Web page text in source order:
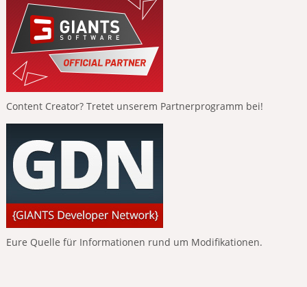
Content Creator? Tretet unserem Partnerprogramm bei!
Eure Quelle für Informationen rund um Modifikationen.